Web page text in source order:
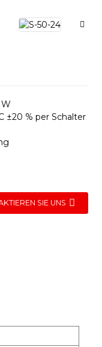
±20 % per Schalter
SIE UNS